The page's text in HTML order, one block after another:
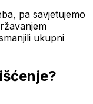
pa savjetujemo
ukupni
?